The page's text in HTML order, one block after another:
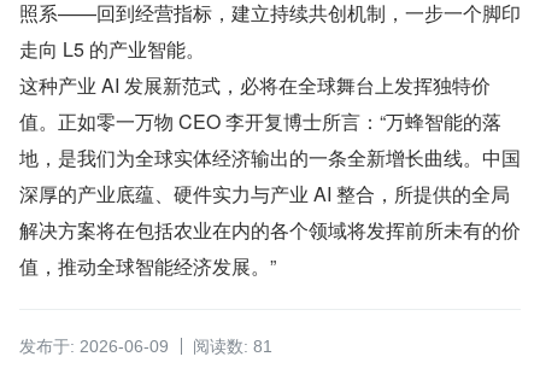
照系——回到经营指标，建立持续共创机制，一步一个脚印
走向 L5 的产业智能。
这种产业 AI 发展新范式，必将在全球舞台上发挥独特价
值。正如零一万物 CEO 李开复博士所言：“万蜂智能的落
地，是我们为全球实体经济输出的一条全新增长曲线。中国
深厚的产业底蕴、硬件实力与产业 AI 整合，所提供的全局
解决方案将在包括农业在内的各个领域将发挥前所未有的价
值，推动全球智能经济发展。”
发布于: 2026-06-09 阅读数: 81